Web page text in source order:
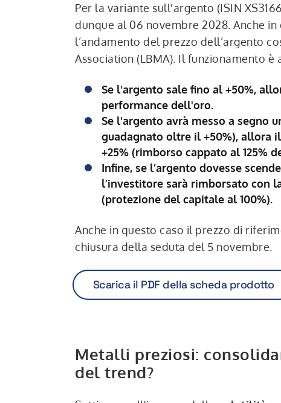
Per la variante sull'argento (ISIN
dunque al 06 novembre 2028. Anche
l’andamento del prezzo dell’argento
Association (LBMA). Il funzionamento
Se l'argento sale fino al +50%,
performance dell'oro.
Se l'argento avrà messo a segno
guadagnato oltre il +50%), allora
+25% (rimborso cappato al 125%
Infine, se l’argento dovesse
l’investitore sarà rimborsato con
(protezione del capitale al 100%).
Anche in questo caso il prezzo di
chiusura della seduta del 5 novembre.
Scarica il PDF della scheda prodotto
Metalli preziosi:
del trend?